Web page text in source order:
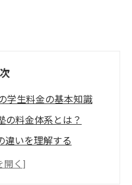
学生料金の基本知識
の料金体系とは？
違いを理解する
加料金を知っておこう